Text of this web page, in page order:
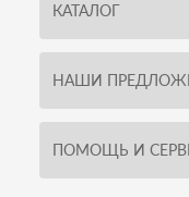
КАТАЛОГ
НАШИ
ПОМОЩЬ И